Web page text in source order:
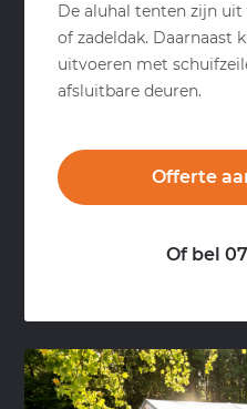
De aluhal tenten zijn
of zadeldak. Daarnaast
uitvoeren met
afsluitbare deuren.
Offerte
Of bel